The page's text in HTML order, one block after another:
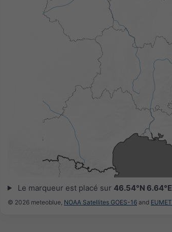
Le marqueur est placé sur 46.54°N 6.64°E
© 2026 meteoblue, NOAA Satellites GOES-16 and